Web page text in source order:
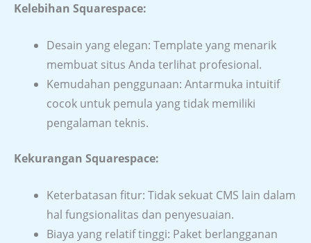
Kelebihan Squarespace:
Desain yang elegan: Template yang menarik
membuat situs Anda terlihat profesional.
Kemudahan penggunaan: Antarmuka intuitif
cocok untuk pemula yang tidak memiliki
pengalaman teknis.
Kekurangan Squarespace:
Keterbatasan fitur: Tidak sekuat CMS lain dalam
hal fungsionalitas dan penyesuaian.
Biaya yang relatif tinggi: Paket berlangganan